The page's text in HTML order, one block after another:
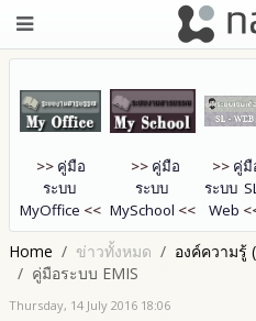
>> คู่มือ
ระบบ
MyOffice <<
>> คู่มือ
ระบบ
MySchool <<
>> คู่มื
ระบบ
Web
Home ข่าวทั้งหมด องค์ความรู้
คู่มือระบบ EMIS
Thursday, 14 July 2016 18:06